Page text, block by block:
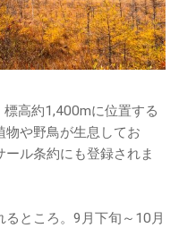
高約1,400mに位置する
物や野鳥が生息してお
ル条約にも登録されま
ところ。9月下旬～10月